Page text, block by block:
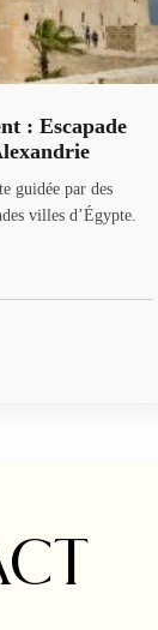
: Escapade
guidée par des
villes d’Égypte.